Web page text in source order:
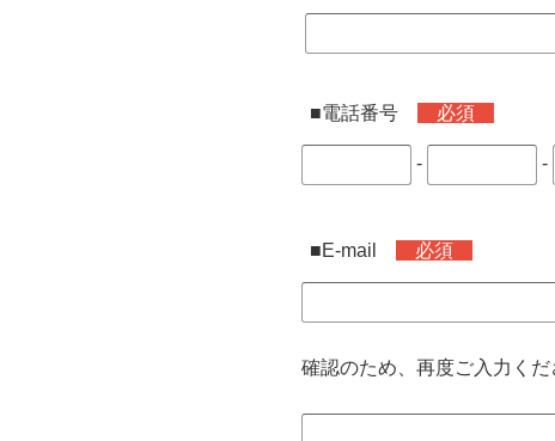
■電話番号 必須
- -
■E-mail 必須
確認のため、再度ご入力くだ